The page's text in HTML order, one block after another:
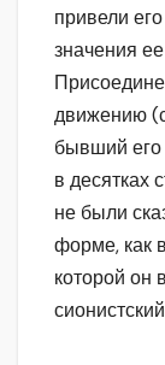
привели
значения
движению
бывший
в десятках
не были
форме, как
которой он